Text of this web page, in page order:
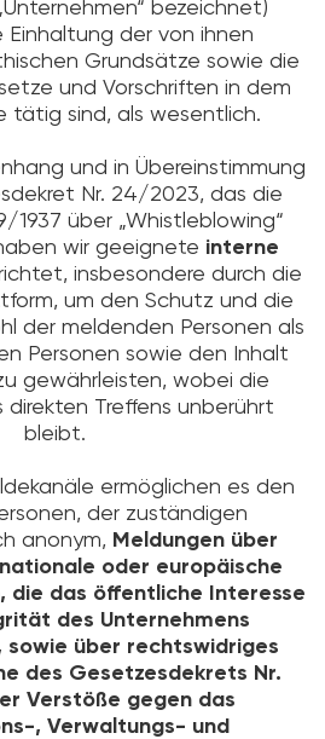
bezeichnet)
der von ihnen
Grundsätze sowie die
und Vorschriften in dem
tätig sind, als wesentlich.
und in Übereinstimmung
Nr. 24/2023, das die
1937 über „Whistleblowing“
wir geeignete interne
insbesondere durch die
um den Schutz und die
der meldenden Personen als
Personen sowie den Inhalt
gewährleisten, wobei die
direkten Treffens unberührt
bleibt.
ermöglichen es den
der zuständigen
anonym, Meldungen über
oder europäische
die das öffentliche Interesse
des Unternehmens
sowie über rechtswidriges
des Gesetzesdekrets Nr.
Verstöße gegen das
, Verwaltungs- und